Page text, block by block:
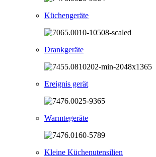
Küchengeräte
Drankgeräte
Ereignis gerät
Warmtegeräte
Kleine Küchenutensilien